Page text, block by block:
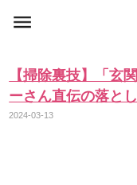
【掃除裏技】「玄
ーさん直伝の落と
2024-03-13